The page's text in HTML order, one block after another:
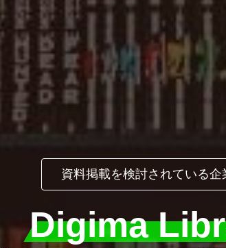
資料掲載を検討されている企
Digima